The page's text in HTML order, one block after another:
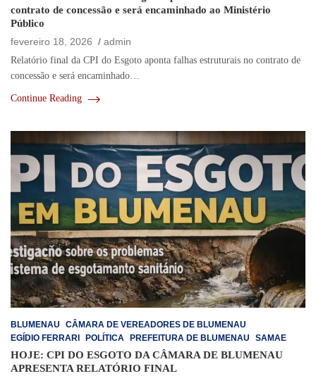
contrato de concessão e será encaminhado ao Ministério
Público
fevereiro 18, 2026
admin
Relatório final da CPI do Esgoto aponta falhas estruturais no contrato de
concessão e será encaminhado…
Continue Reading
BLUMENAU
CÂMARA DE VEREADORES DE BLUMENAU
EGÍDIO FERRARI
POLÍTICA PREFEITURA DE BLUMENAU SAMAE
HOJE: CPI DO ESGOTO DA CÂMARA DE BLUMENAU
APRESENTA RELATÓRIO FINAL